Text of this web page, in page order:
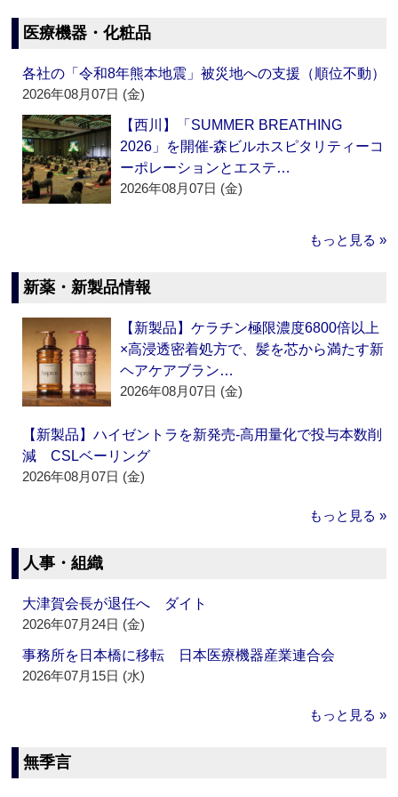
医療機器・化粧品
各社の「令和8年熊本地震」被災地への支援（順位不動）
2026年08月07日 (金)
【西川】「SUMMER BREATHING
2026」を開催‐森ビルホスピタリティーコ
ーポレーションとエステ…
2026年08月07日 (金)
もっと見る »
新薬・新製品情報
【新製品】ケラチン極限濃度6800倍以上
×高浸透密着処方で、髪を芯から満たす新
ヘアケアブラン…
2026年08月07日 (金)
【新製品】ハイゼントラを新発売‐高用量化で投与本数削
減 CSLベーリング
2026年08月07日 (金)
もっと見る »
人事・組織
大津賀会長が退任へ ダイト
2026年07月24日 (金)
事務所を日本橋に移転 日本医療機器産業連合会
2026年07月15日 (水)
もっと見る »
無季言